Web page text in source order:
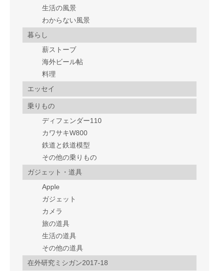
生活の風景
わからない風景
暮らし
薪ストーブ
海外ビール帖
料理
エッセイ
乗りもの
ディフェンダー110
カワサキW800
鉄道と鉄道模型
その他の乗りもの
ガジェット・道具
Apple
ガジェット
カメラ
旅の道具
生活の道具
その他の道具
在外研究ミシガン2017-18